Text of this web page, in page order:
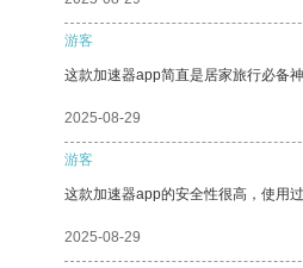
游客
这款加速器app简直是居家旅行必备
2025-08-29
游客
这款加速器app的安全性很高，使用
2025-08-29